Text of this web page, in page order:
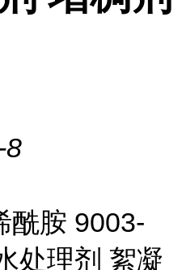
8
酰胺 9003-
处理剂 絮凝